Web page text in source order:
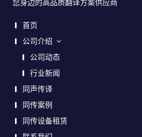
您身边的高品质翻译方案供应商
首页
公司介绍
公司动态
行业新闻
同声传译
同传案例
同传设备租赁